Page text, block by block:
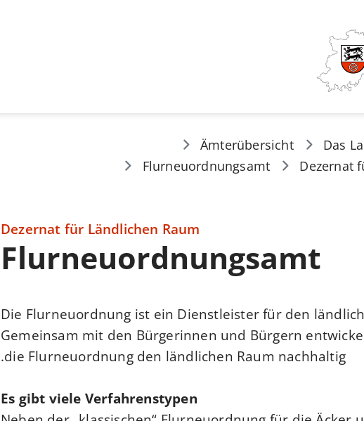
Das
Ämterübersicht
Dezernat
Flurneuordnungsamt
Dezernat für Ländlichen Raum
Flurneuordnungsamt
Die Flurneuordnung ist ein Dienstleister für den
Gemeinsam mit den Bürgerinnen und Bürgern
die Flurneuordnung den ländlichen Raum nachhaltig.
Es gibt viele Verfahrenstypen